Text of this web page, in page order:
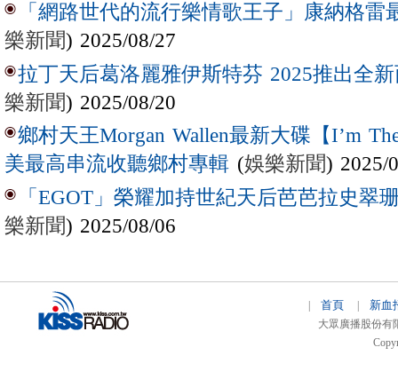
「網路世代的流行樂情歌王子」康納格雷
樂新聞) 2025/08/27
拉丁天后葛洛麗雅伊斯特芬 2025推出全新
樂新聞) 2025/08/20
鄉村天王Morgan Wallen最新大碟【I’m
美最高串流收聽鄉村專輯 (娛樂新聞) 2025/
「EGOT」榮耀加持世紀天后芭芭拉史翠
樂新聞) 2025/08/06
首頁 新血
大眾廣播股份有